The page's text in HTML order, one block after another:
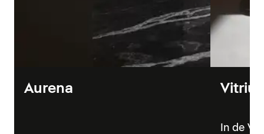
Aurena
In de